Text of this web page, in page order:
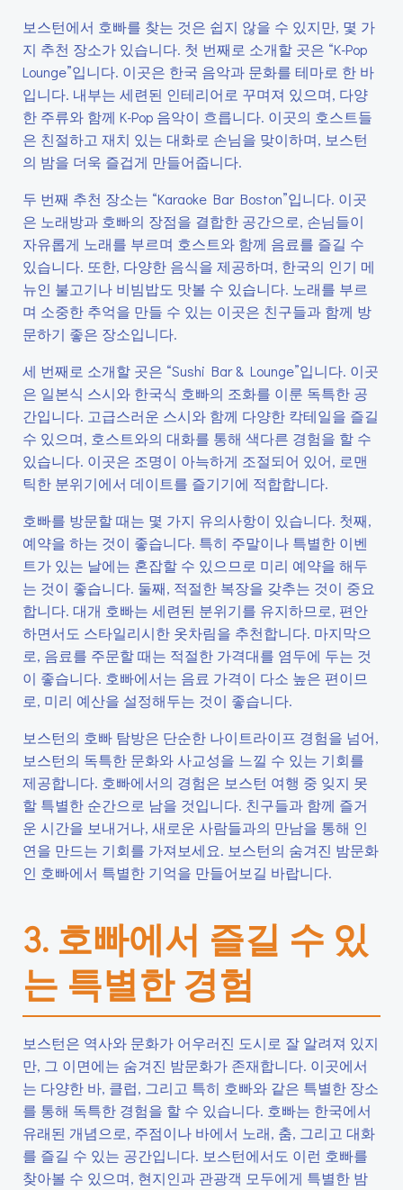
보스턴에서 호빠를 찾는 것은 쉽지 않을 수 있지만, 몇 가
지 추천 장소가 있습니다. 첫 번째로 소개할 곳은 “K-Pop
Lounge”입니다. 이곳은 한국 음악과 문화를 테마로 한 바
입니다. 내부는 세련된 인테리어로 꾸며져 있으며, 다양
한 주류와 함께 K-Pop 음악이 흐릅니다. 이곳의 호스트들
은 친절하고 재치 있는 대화로 손님을 맞이하며, 보스턴
의 밤을 더욱 즐겁게 만들어줍니다.
두 번째 추천 장소는 “Karaoke Bar Boston”입니다. 이곳
은 노래방과 호빠의 장점을 결합한 공간으로, 손님들이
자유롭게 노래를 부르며 호스트와 함께 음료를 즐길 수
있습니다. 또한, 다양한 음식을 제공하며, 한국의 인기 메
뉴인 불고기나 비빔밥도 맛볼 수 있습니다. 노래를 부르
며 소중한 추억을 만들 수 있는 이곳은 친구들과 함께 방
문하기 좋은 장소입니다.
세 번째로 소개할 곳은 “Sushi Bar & Lounge”입니다. 이곳
은 일본식 스시와 한국식 호빠의 조화를 이룬 독특한 공
간입니다. 고급스러운 스시와 함께 다양한 칵테일을 즐길
수 있으며, 호스트와의 대화를 통해 색다른 경험을 할 수
있습니다. 이곳은 조명이 아늑하게 조절되어 있어, 로맨
틱한 분위기에서 데이트를 즐기기에 적합합니다.
호빠를 방문할 때는 몇 가지 유의사항이 있습니다. 첫째,
예약을 하는 것이 좋습니다. 특히 주말이나 특별한 이벤
트가 있는 날에는 혼잡할 수 있으므로 미리 예약을 해두
는 것이 좋습니다. 둘째, 적절한 복장을 갖추는 것이 중요
합니다. 대개 호빠는 세련된 분위기를 유지하므로, 편안
하면서도 스타일리시한 옷차림을 추천합니다. 마지막으
로, 음료를 주문할 때는 적절한 가격대를 염두에 두는 것
이 좋습니다. 호빠에서는 음료 가격이 다소 높은 편이므
로, 미리 예산을 설정해두는 것이 좋습니다.
보스턴의 호빠 탐방은 단순한 나이트라이프 경험을 넘어,
보스턴의 독특한 문화와 사교성을 느낄 수 있는 기회를
제공합니다. 호빠에서의 경험은 보스턴 여행 중 잊지 못
할 특별한 순간으로 남을 것입니다. 친구들과 함께 즐거
운 시간을 보내거나, 새로운 사람들과의 만남을 통해 인
연을 만드는 기회를 가져보세요. 보스턴의 숨겨진 밤문화
인 호빠에서 특별한 기억을 만들어보길 바랍니다.
3. 호빠에서 즐길 수 있
는 특별한 경험
보스턴은 역사와 문화가 어우러진 도시로 잘 알려져 있지
만, 그 이면에는 숨겨진 밤문화가 존재합니다. 이곳에서
는 다양한 바, 클럽, 그리고 특히 호빠와 같은 특별한 장소
를 통해 독특한 경험을 할 수 있습니다. 호빠는 한국에서
유래된 개념으로, 주점이나 바에서 노래, 춤, 그리고 대화
를 즐길 수 있는 공간입니다. 보스턴에서도 이런 호빠를
찾아볼 수 있으며, 현지인과 관광객 모두에게 특별한 밤